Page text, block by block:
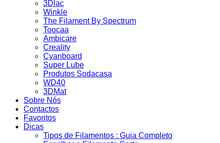
3Dlac
Winkle
The Filament By Spectrum
Toocaa
Ambicare
Creality
Cyanboard
Super Lube
Produtos Sodacasa
WD40
3DMat
Sobre Nós
Contactos
Favoritos
Dicas
Tipos de Filamentos : Guia Completo